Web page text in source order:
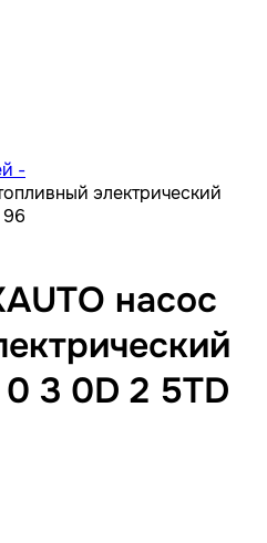
-
электрический
насос
3 0D 2 5TD